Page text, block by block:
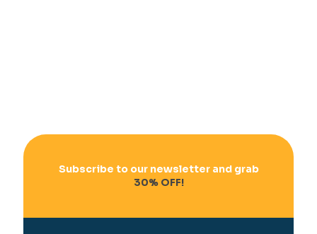
Subscribe to our newsletter and grab
30% OFF!